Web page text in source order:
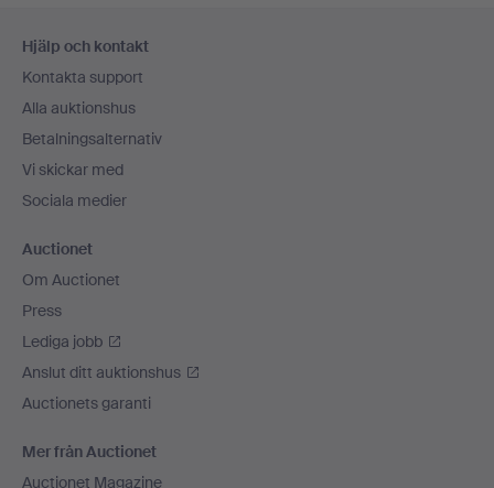
Hjälp och kontakt
Kontakta support
Alla auktionshus
Betalningsalternativ
Vi skickar med
Sociala medier
Auctionet
Om Auctionet
Press
Lediga jobb
Anslut ditt auktionshus
Auctionets garanti
Mer från Auctionet
Auctionet Magazine